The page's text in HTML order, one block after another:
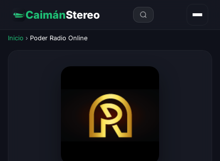
CaimánStereo
Inicio › Poder Radio Online